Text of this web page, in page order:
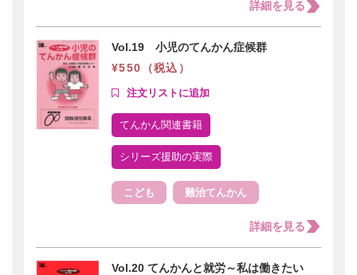
詳細を見る
Vol.19 小児のてんかん症候群
¥550（税込）
てんかん関連書籍
シリーズ援助の実際
こども 難治てんかん
詳細を見る
Vol.20 てんかんと就労～私は働きたい